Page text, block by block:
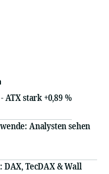
ATX stark +0,89 %
Analysten sehen
TecDAX & Wall